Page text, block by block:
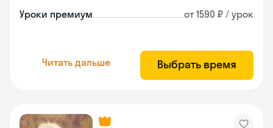
Уроки премиум от 1590 ₽ / урок
Читать дальше Выбрать время